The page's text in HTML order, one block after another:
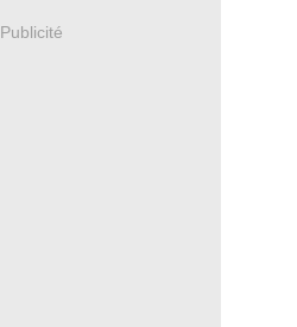
Publicité